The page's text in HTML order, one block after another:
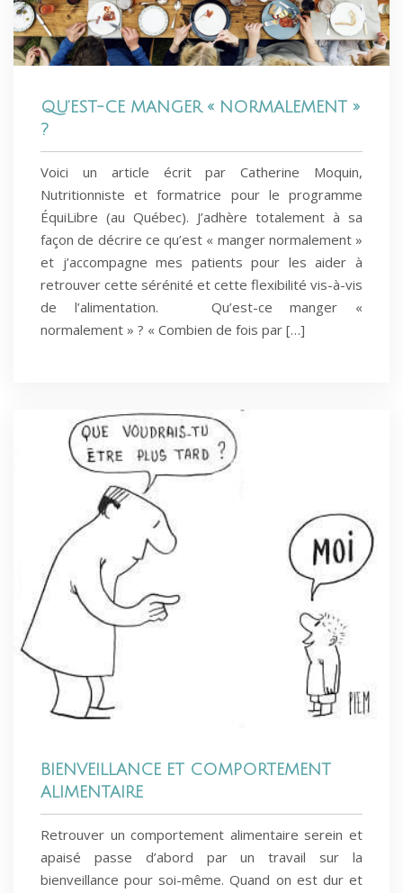
QU’EST-CE MANGER « NORMALEMENT »
?
Voici un article écrit par Catherine Moquin,
Nutritionniste et formatrice pour le programme
ÉquiLibre (au Québec). J’adhère totalement à sa
façon de décrire ce qu’est « manger normalement »
et j’accompagne mes patients pour les aider à
retrouver cette sérénité et cette flexibilité vis-à-vis
de l’alimentation. Qu’est-ce manger «
normalement » ? « Combien de fois par […]
BIENVEILLANCE ET COMPORTEMENT
ALIMENTAIRE
Retrouver un comportement alimentaire serein et
apaisé passe d’abord par un travail sur la
bienveillance pour soi-même. Quand on est dur et